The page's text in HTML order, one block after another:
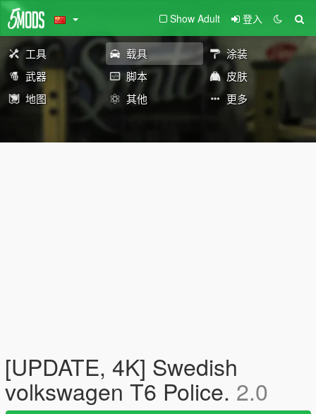
Show Adult 登入
工具 载具
涂装
武器
脚本
皮肤
地图
其他 更多
[UPDATE, 4K] Swedish
volkswagen T6 Police. 2.0